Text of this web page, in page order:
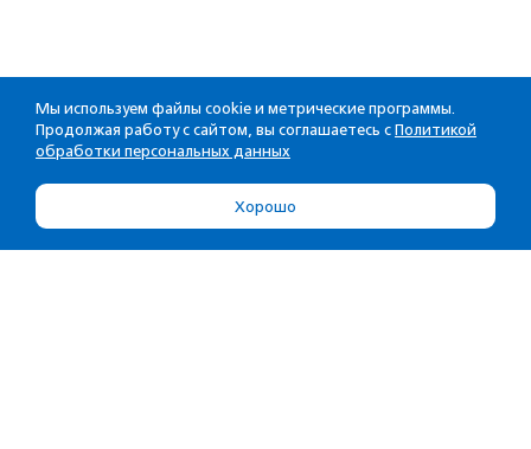
Мы используем файлы cookie и метрические программы.
Продолжая работу с сайтом, вы соглашаетесь с Политикой
обработки персональных данных
Хорошо